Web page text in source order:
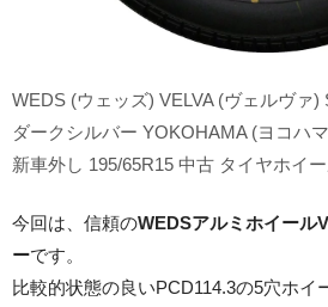
19インチ：夏タイヤホイール
20インチ：夏タイヤホイール
ホイールナット
平面座ナット
ロング平面ナット
WEDS (ウェッズ) VELVA (ヴェルヴァ)
ダークシルバー YOKOHAMA (ヨコハ
新車外し 195/65R15 中古 タイヤホイ
今回は、信頼のWEDSアルミホイール
ーです。
比較的状態の良いPCD114.3の5穴ホイ